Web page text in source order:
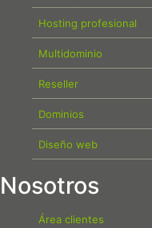
Hosting profesional
Multidominio
Reseller
Dominios
Diseño web
Nosotros
Área clientes